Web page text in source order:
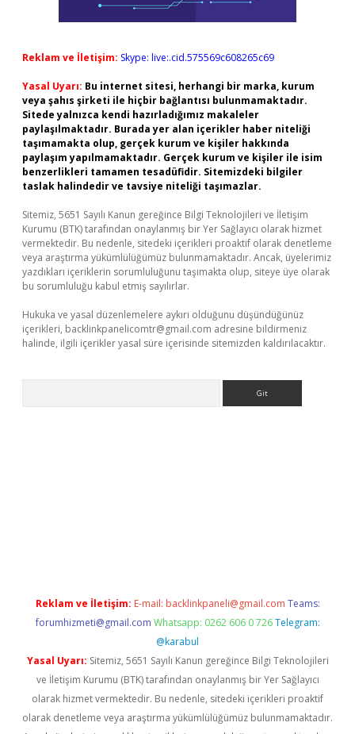
Reklam ve İletişim: Skype: live:.cid.575569c608265c69
Yasal Uyarı: Bu internet sitesi, herhangi bir marka, kurum
veya şahıs şirketi ile hiçbir bağlantısı bulunmamaktadır.
Sitede yalnızca kendi hazırladığımız makaleler
paylaşılmaktadır. Burada yer alan içerikler haber niteliği
taşımamakta olup, gerçek kurum ve kişiler hakkında
paylaşım yapılmamaktadır. Gerçek kurum ve kişiler ile isim
benzerlikleri tamamen tesadüfidir. Sitemizdeki bilgiler
taslak halindedir ve tavsiye niteliği taşımazlar.
Sitemiz, 5651 Sayılı Kanun gereğince Bilgi Teknolojileri ve İletişim
Kurumu (BTK) tarafından onaylanmış bir Yer Sağlayıcı olarak hizmet
vermektedir. Bu nedenle, sitedeki içerikleri proaktif olarak denetleme
veya araştırma yükümlülüğümüz bulunmamaktadır. Ancak, üyelerimiz
yazdıkları içeriklerin sorumluluğunu taşımakta olup, siteye üye olarak
bu sorumluluğu kabul etmiş sayılırlar.
Hukuka ve yasal düzenlemelere aykırı olduğunu düşündüğünüz
içerikleri, backlinkpanelicomtr@gmail.com adresine bildirmeniz
halinde, ilgili içerikler yasal süre içerisinde sitemizden kaldırılacaktır.
Reklam ve İletişim: E-mail: backlinkpaneli@gmail.com Teams:
forumhizmeti@gmail.com Whatsapp: 0262 606 0 726 Telegram:
@karabul
Yasal Uyarı: Sitemiz, 5651 Sayılı Kanun gereğince Bilgi Teknolojileri
ve İletişim Kurumu (BTK) tarafından onaylanmış bir Yer Sağlayıcı
olarak hizmet vermektedir. Bu nedenle, sitedeki içerikleri proaktif
olarak denetleme veya araştırma yükümlülüğümüz bulunmamaktadır.